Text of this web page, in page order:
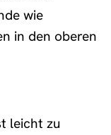
wie
in den oberen
leicht zu